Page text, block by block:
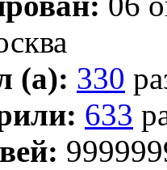
(а): 330
633